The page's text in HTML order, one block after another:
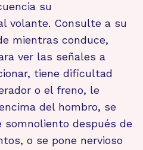
su
volante. Consulte a su
mientras conduce,
ver las señales a
tiene dificultad
o el freno, le
del hombro, se
somnoliento después de
o se pone nervioso